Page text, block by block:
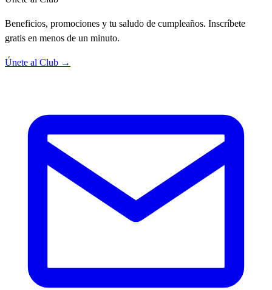
Beneficios, promociones y tu saludo de cumpleaños. Inscríbete
gratis en menos de un minuto.
Únete al Club →